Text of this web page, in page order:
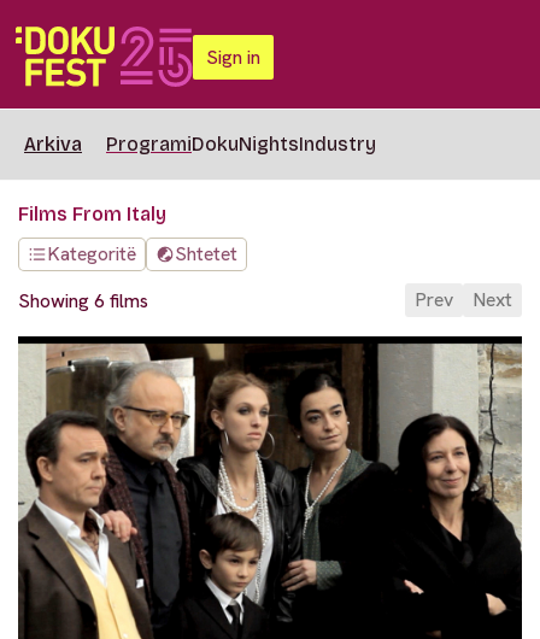
Sign in
Arkiva ProgramiDokuNightsIndustry
Films From Italy
Kategoritë
Shtetet
Showing 6 films
Prev Next